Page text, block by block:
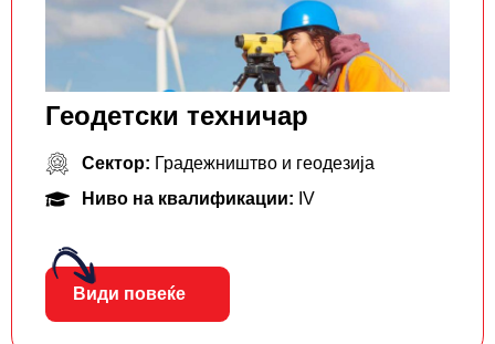
Геодетски техничар
Сектор: Градежништво и геодезија
Ниво на квалификации: IV
Види повеќе